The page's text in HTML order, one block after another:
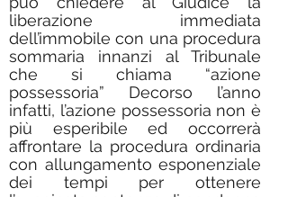
liberazione immediata
dell’immobile con una procedura
sommaria innanzi al Tribunale
che si chiama “azione
possessoria” Decorso l’anno
infatti, l’azione possessoria non è
più esperibile ed occorrerà
affrontare la procedura ordinaria
con allungamento esponenziale
dei tempi per ottenere